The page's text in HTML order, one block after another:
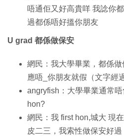
唔通佢又好高貴咩 我諗你
過都係唔好搵你朋友
U grad 都係做保安
網民：我大學畢業，都係
應唔_你朋友就假（文字經
angryfish：大學畢業通常
hon?
網民：我 first hon,城大 現
皮二三，我索性做保安好過